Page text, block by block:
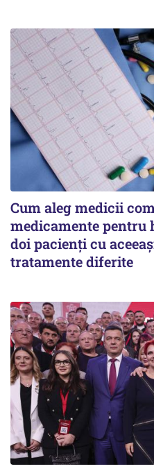
Cum aleg medicii
medicamente pentru
doi pacienți cu
tratamente diferite